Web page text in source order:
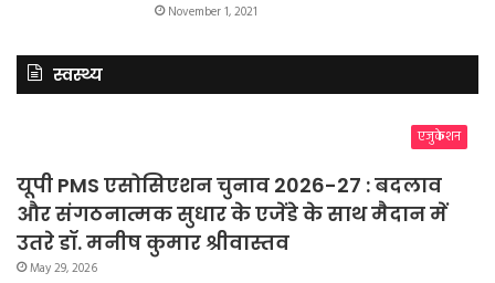
November 1, 2021
स्वस्थ्य
एजुकेशन
यूपी PMS एसोसिएशन चुनाव 2026-27 : बदलाव
और संगठनात्मक सुधार के एजेंडे के साथ मैदान में
उतरे डॉ. मनीष कुमार श्रीवास्तव
May 29, 2026